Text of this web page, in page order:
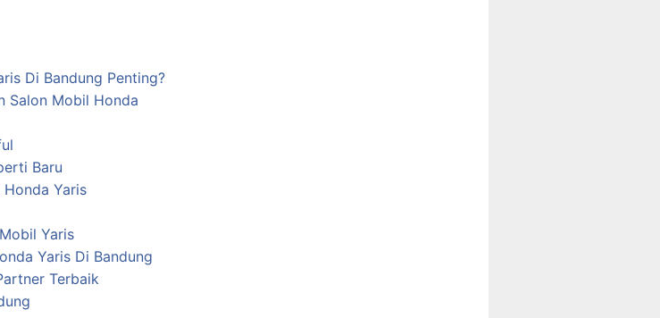
Di Bandung Penting?
Salon Mobil Honda
Baru
Honda Yaris
Yaris
Yaris Di Bandung
Terbaik